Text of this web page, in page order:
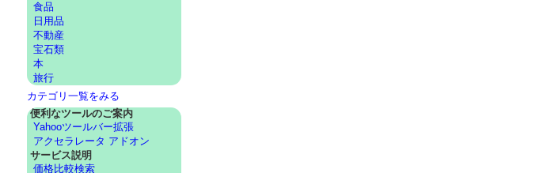
食品
日用品
不動産
宝石類
本
旅行
カテゴリ一覧をみる
便利なツールのご案内
Yahooツールバー拡張
アクセラレータ アドオン
サービス説明
価格比較検索